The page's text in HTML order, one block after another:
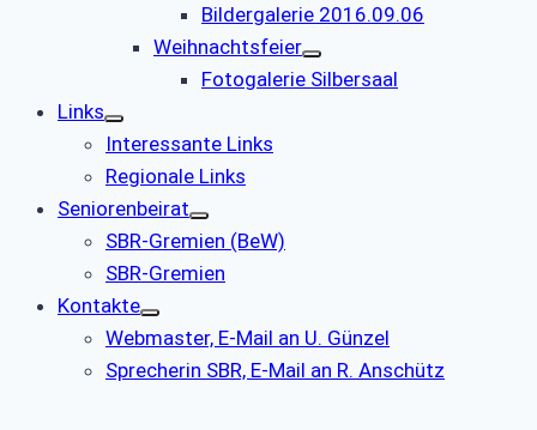
Bildergalerie 2016.09.06
Weihnachtsfeier
Fotogalerie Silbersaal
Links
Interessante Links
Regionale Links
Seniorenbeirat
SBR-Gremien (BeW)
SBR-Gremien
Kontakte
Webmaster, E-Mail an U. Günzel
Sprecherin SBR, E-Mail an R. Anschütz